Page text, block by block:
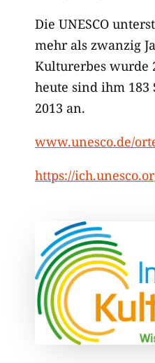
Die UNESCO
mehr als zwanzig
Kulturerbes wurde
heute sind ihm 183
2013 an.
www.unesco.de/
https://